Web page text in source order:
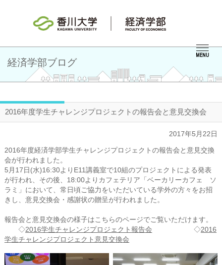
MENU
経済学部ブログ
2016年度学生チャレンジプロジェクトの報告会と意見交換会
2017年5月22日
2016年度経済学部学生チャレンジプロジェクトの報告会と意見交換
会が行われました。
5月17日(水)16:30よりE11講義室で10組のプロジェクトによる発表
が行われ、その後、18:00よりカフェテリア「ベーカリーカフェ ソ
ラミ」において、常日頃ご協力をいただいている学外の方々をお招
きし、意見交換会・感謝状の贈呈が行われました。
報告会と意見交換会の様子はこちらのページでご覧いただけます。
◇2016学生チャレンジプロジェクト報告会 ◇2016
学生チャレンジプロジェクト意見交換会